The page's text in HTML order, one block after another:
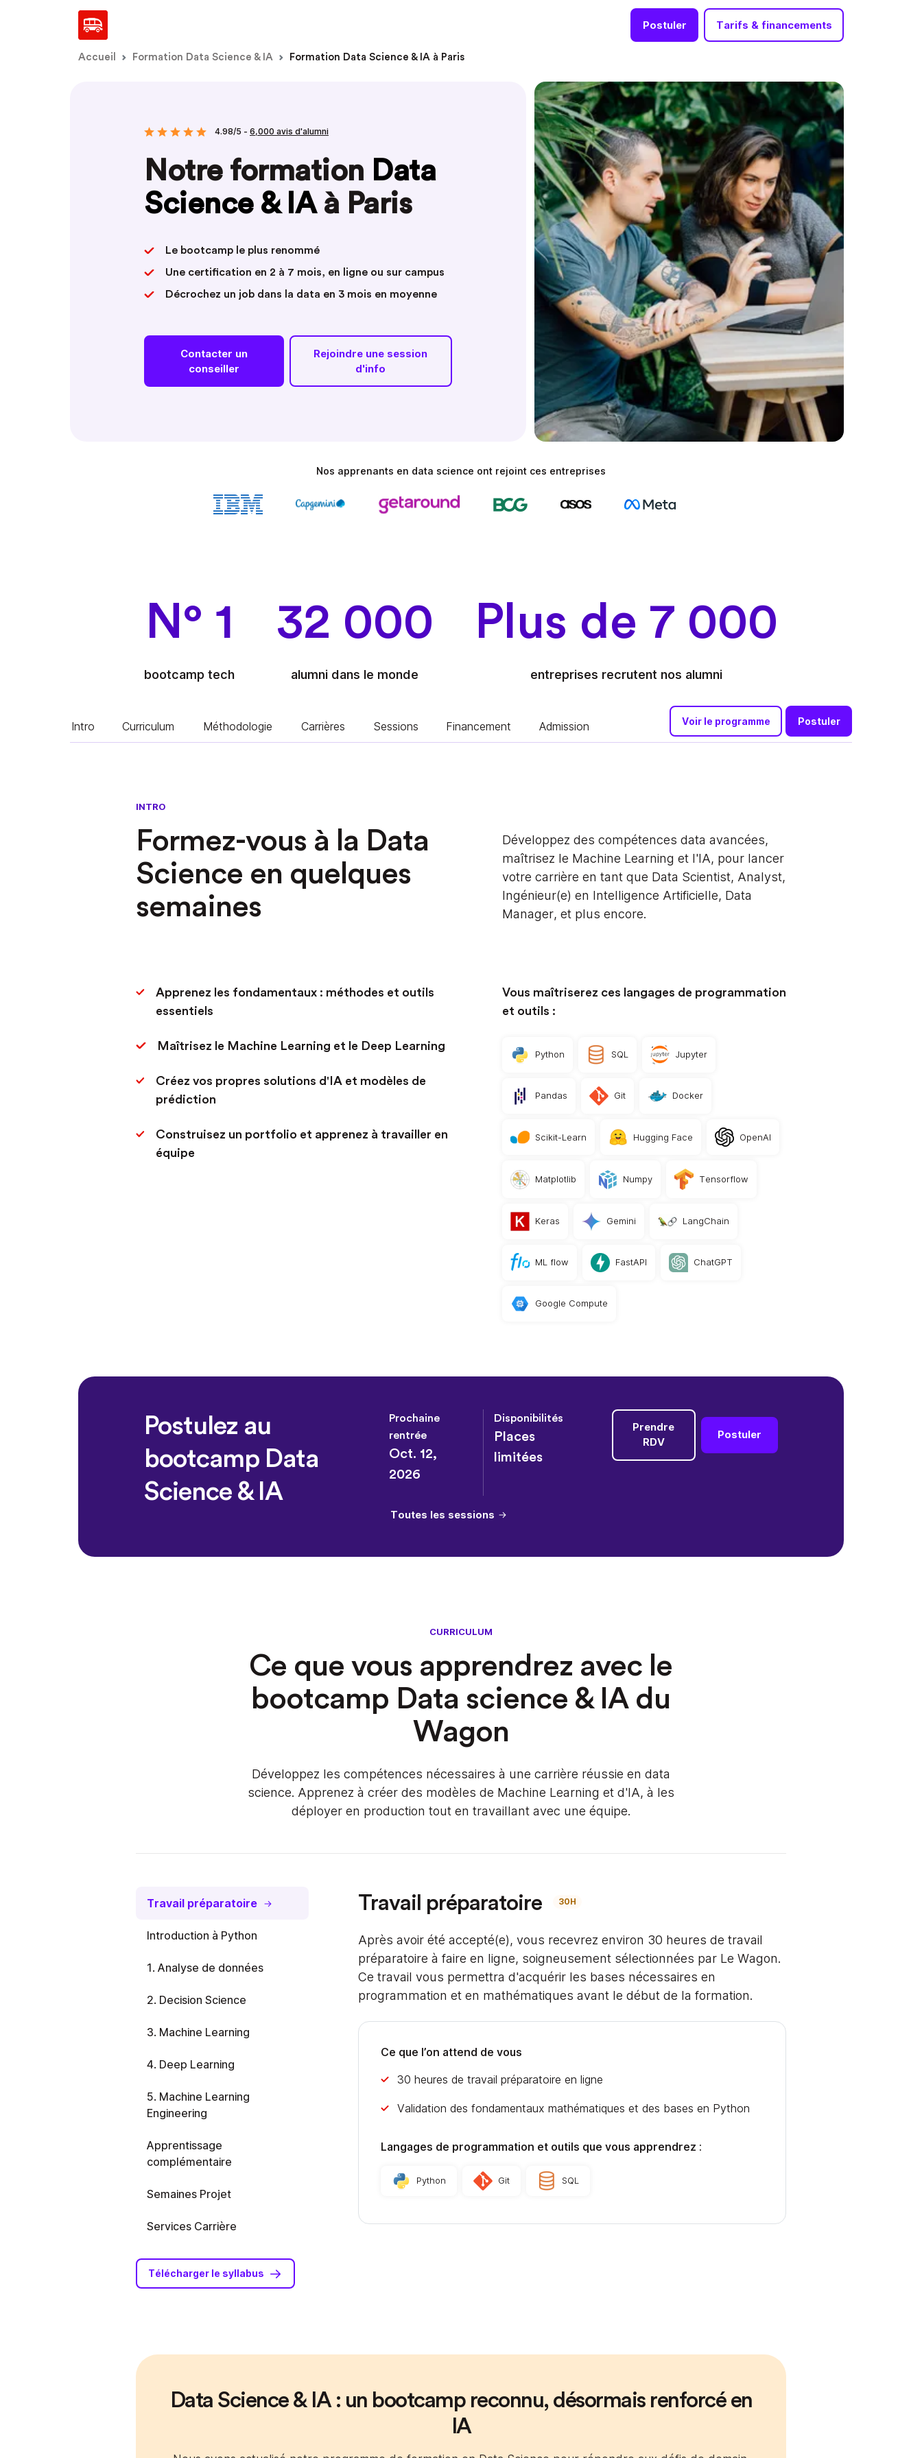
Postuler Tarifs & financements
Accueil Formation Data Science & IA Formation Data Science & IA à Paris
4.98/5 - 6,000 avis d'alumni
Notre formation Data
Science & IAà Paris
Le bootcamp le plus renommé
Une certification en 2 à 7 mois, en ligne ou sur campus
Décrochez un job dans la data en 3 mois en moyenne
Contacter un
conseiller
Rejoindre une session
d'info
Nos apprenants en data science ont rejoint ces entreprises
N° 1
bootcamp tech
32 000
alumni dans le monde
Plus de 7 000
entreprises recrutent nos alumni
Intro Curriculum Méthodologie Carrières Sessions Financement Admission Voir le programme Postuler
INTRO
Formez-vous à la Data
Science en quelques
semaines
Développez des compétences data avancées,
maîtrisez le Machine Learning et l'IA, pour lancer
votre carrière en tant que Data Scientist, Analyst,
Ingénieur(e) en Intelligence Artificielle, Data
Manager, et plus encore.
Apprenez les fondamentaux : méthodes et outils
essentiels
Maîtrisez le Machine Learning et le Deep Learning
Créez vos propres solutions d'IA et modèles de
prédiction
Construisez un portfolio et apprenez à travailler en
équipe
Vous maîtriserez ces langages de programmation
et outils :
Python SQL Jupyter
Pandas Git Docker
Scikit-Learn Hugging Face OpenAI
Matplotlib Numpy Tensorflow
Keras Gemini LangChain
ML flow FastAPI ChatGPT
Google Compute
Postulez au
bootcamp Data
Science & IA
Prochaine
rentrée
Oct. 12,
2026
Disponibilités
Places
limitées
Toutes les sessions
Prendre
RDV
Postuler
CURRICULUM
Ce que vous apprendrez avec le
bootcamp Data science & IA du
Wagon
Développez les compétences nécessaires à une carrière réussie en data
science. Apprenez à créer des modèles de Machine Learning et d'IA, à les
déployer en production tout en travaillant avec une équipe.
Travail préparatoire
Introduction à Python
1. Analyse de données
2. Decision Science
3. Machine Learning
4. Deep Learning
5. Machine Learning
Engineering
Apprentissage
complémentaire
Semaines Projet
Services Carrière
Télécharger le syllabus
30H
Travail préparatoire
Après avoir été accepté(e), vous recevrez environ 30 heures de travail
préparatoire à faire en ligne, soigneusement sélectionnées par Le Wagon.
Ce travail vous permettra d'acquérir les bases nécessaires en
programmation et en mathématiques avant le début de la formation.
Ce que l’on attend de vous
30 heures de travail préparatoire en ligne
Validation des fondamentaux mathématiques et des bases en Python
Langages de programmation et outils que vous apprendrez :
Python Git SQL
Data Science & IA : un bootcamp reconnu, désormais renforcé en
IA